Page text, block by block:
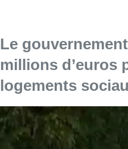
Le
millions d’euros
logements